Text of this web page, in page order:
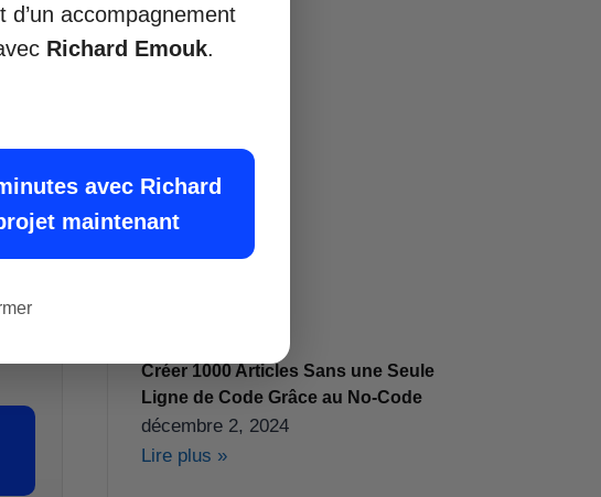
Créer 1000 Articles Sans une Seule
Ligne de Code Grâce au No-Code
décembre 2, 2024
Lire plus »
d’un accompagnement
Richard Emouk.
avec Richard
maintenant